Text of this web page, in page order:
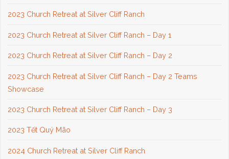
2023 Church Retreat at Silver Cliff Ranch
2023 Church Retreat at Silver Cliff Ranch – Day 1
2023 Church Retreat at Silver Cliff Ranch – Day 2
2023 Church Retreat at Silver Cliff Ranch – Day 2 Teams
Showcase
2023 Church Retreat at Silver Cliff Ranch – Day 3
2023 Tết Quý Mão
2024 Church Retreat at Silver Cliff Ranch